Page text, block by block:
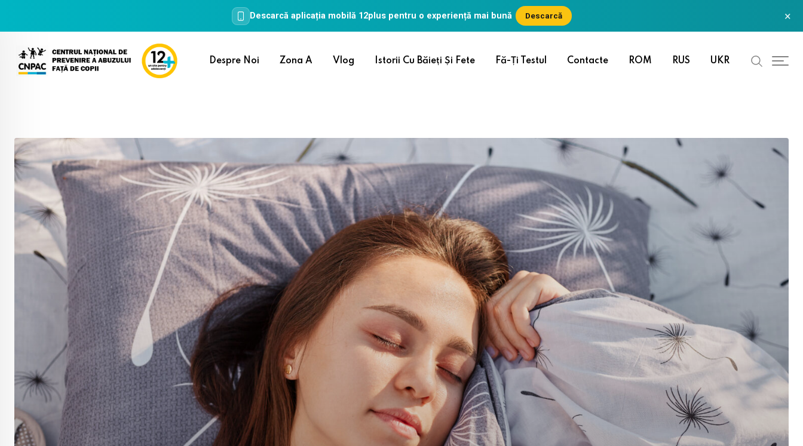
Descarcă aplicația mobilă 12pluspentru o experiență mai bună Descarcă ×
content
Despre Noi Zona A Vlog Istorii Cu Băieți Și Fete Fă-Ți Testul Contacte ROM RUS UKR